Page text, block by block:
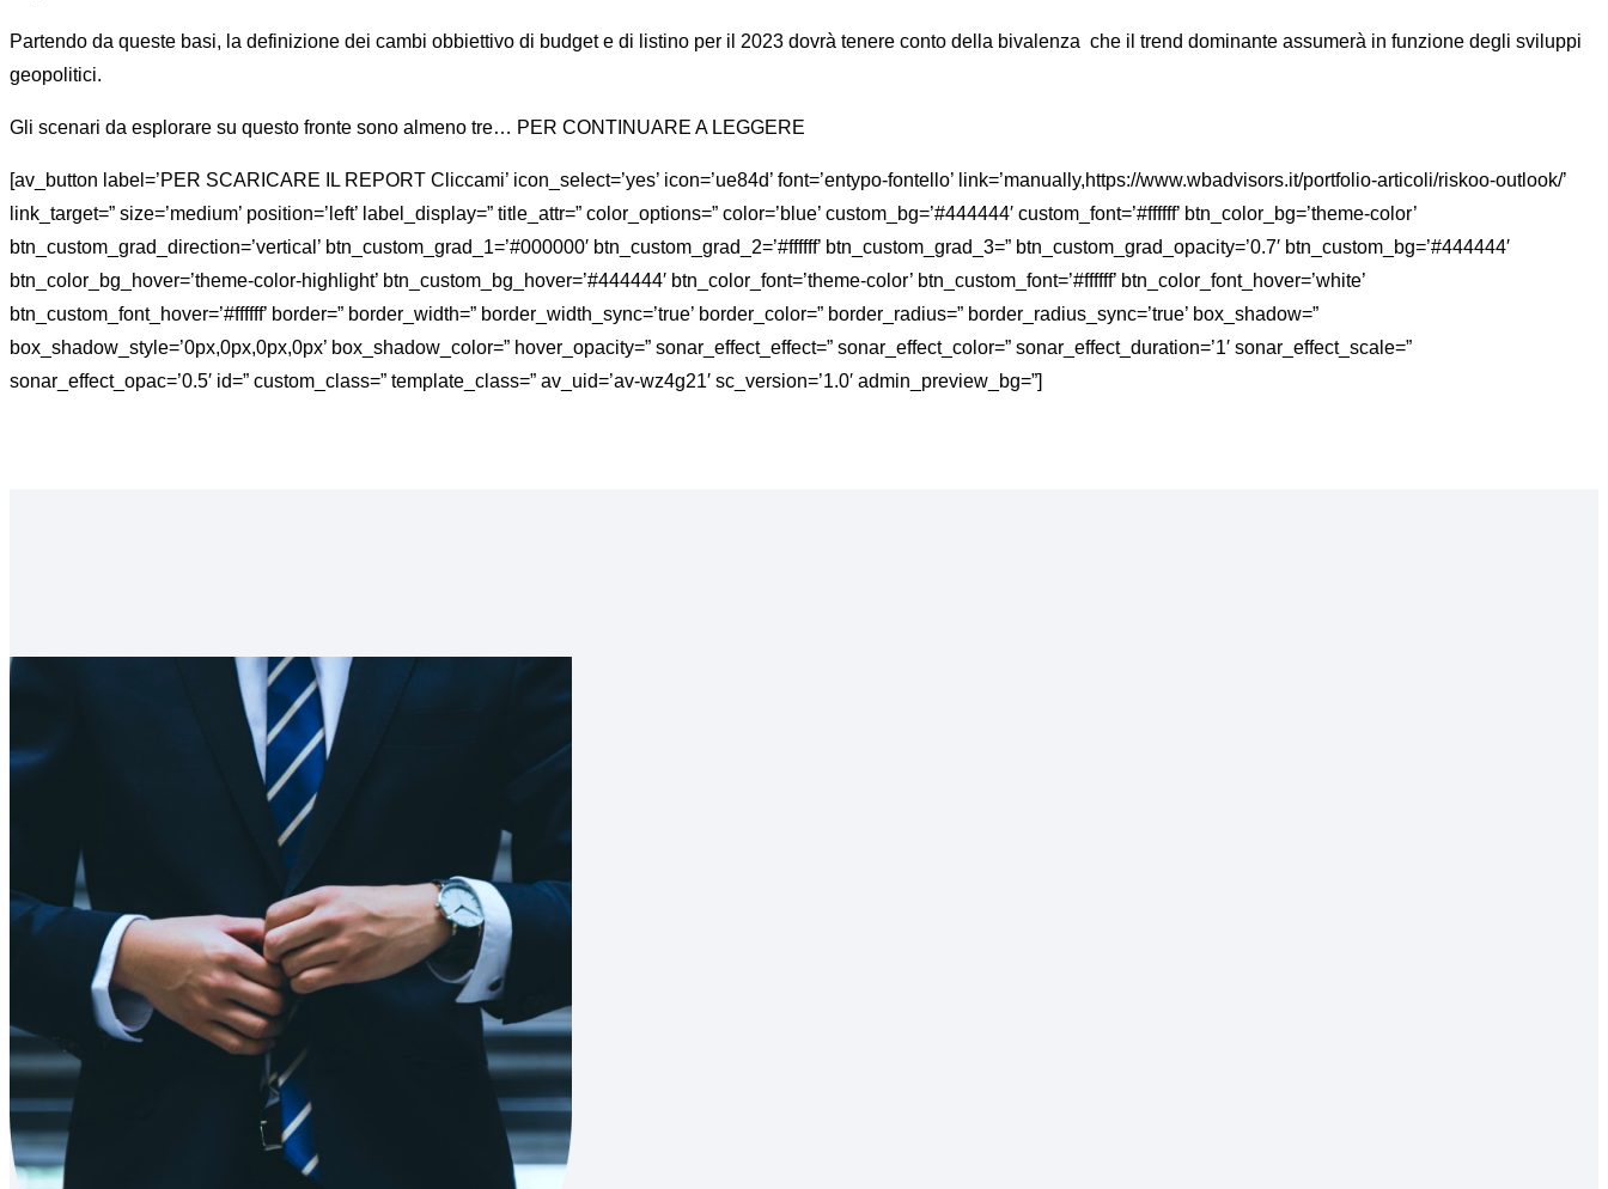
Partendo da queste basi, la definizione dei cambi obbiettivo di budget e di listino per il 2023 dovrà tenere conto della bivalenza che il trend dominante assumerà in funzione degli sviluppi
geopolitici.
Gli scenari da esplorare su questo fronte sono almeno tre… PER CONTINUARE A LEGGERE
[av_button label=’PER SCARICARE IL REPORT Cliccami’ icon_select=’yes’ icon=’ue84d’ font=’entypo-fontello’ link=’manually,https://www.wbadvisors.it/portfolio-articoli/riskoo-outlook/’
link_target=” size=’medium’ position=’left’ label_display=” title_attr=” color_options=” color=’blue’ custom_bg=’#444444′ custom_font=’#ffffff’ btn_color_bg=’theme-color’
btn_custom_grad_direction=’vertical’ btn_custom_grad_1=’#000000′ btn_custom_grad_2=’#ffffff’ btn_custom_grad_3=” btn_custom_grad_opacity=’0.7′ btn_custom_bg=’#444444′
btn_color_bg_hover=’theme-color-highlight’ btn_custom_bg_hover=’#444444′ btn_color_font=’theme-color’ btn_custom_font=’#ffffff’ btn_color_font_hover=’white’
btn_custom_font_hover=’#ffffff’ border=” border_width=” border_width_sync=’true’ border_color=” border_radius=” border_radius_sync=’true’ box_shadow=”
box_shadow_style=’0px,0px,0px,0px’ box_shadow_color=” hover_opacity=” sonar_effect_effect=” sonar_effect_color=” sonar_effect_duration=’1′ sonar_effect_scale=”
sonar_effect_opac=’0.5′ id=” custom_class=” template_class=” av_uid=’av-wz4g21′ sc_version=’1.0′ admin_preview_bg=”]